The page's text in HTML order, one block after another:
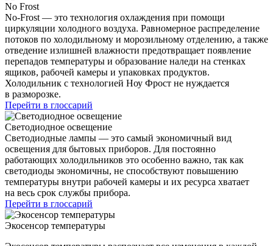
No Frost
No-Frost — это технология охлаждения при помощи
циркуляции холодного воздуха. Равномерное распределение
потоков по холодильному и морозильному отделению, а также
отведение излишней влажности предотвращает появление
перепадов температуры и образование наледи на стенках
ящиков, рабочей камеры и упаковках продуктов.
Холодильник с технологией Ноу Фрост не нуждается
в разморозке.
Перейти в глоссарий
Светодиодное освещение
Светодиодные лампы — это самый экономичный вид
освещения для бытовых приборов. Для постоянно
работающих холодильников это особенно важно, так как
светодиоды экономичны, не способствуют повышению
температуры внутри рабочей камеры и их ресурса хватает
на весь срок службы прибора.
Перейти в глоссарий
Экосенсор температуры